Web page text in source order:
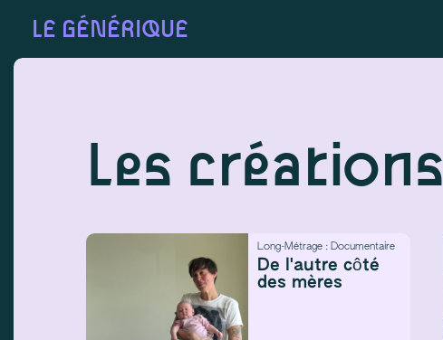
LE GÉNÉRIQUE
Les créations
Long-Métrage : Documentaire
De l'autre côté
des mères